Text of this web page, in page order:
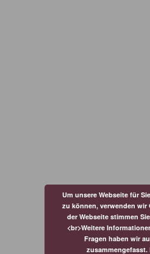
Um unsere Webseite für
zu können, verwenden wir
der Webseite stimmen
<br>Weitere
Fragen haben wir
zusammengefasst.